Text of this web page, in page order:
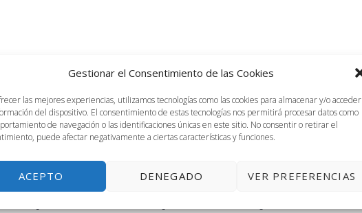
Gestionar el Consentimiento de las Cookies
las mejores experiencias, utilizamos tecnologías como las cookies para almacenar y/o acceder
del dispositivo. El consentimiento de estas tecnologías nos permitirá procesar datos como
de navegación o las identificaciones únicas en este sitio. No consentir o retirar el
puede afectar negativamente a ciertas características y funciones.
ACEPTO DENEGADO VER PREFERENCIAS
UMA
pm
Louis Pasteur, 47, Málaga
a 14h ¿Qué es el Aula IKEA Training Universidad de Málaga?